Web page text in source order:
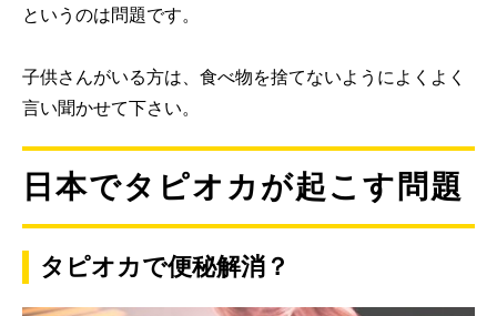
というのは問題です。
子供さんがいる方は、食べ物を捨てないようによくよく
言い聞かせて下さい。
日本でタピオカが起こす問題
タピオカで便秘解消？